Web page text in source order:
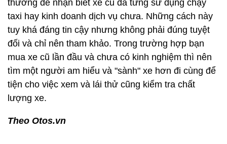
thường để nhận biết xe cũ đã từng sử dụng chạy
taxi hay kinh doanh dịch vụ chưa. Những cách này
tuy khá đáng tin cậy nhưng không phải đúng tuyệt
đối và chỉ nên tham khảo. Trong trường hợp bạn
mua xe cũ lần đầu và chưa có kinh nghiệm thì nên
tìm một người am hiểu và "sành" xe hơn đi cùng để
tiện cho việc xem và lái thử cũng kiểm tra chất
lượng xe.
Theo Otos.vn